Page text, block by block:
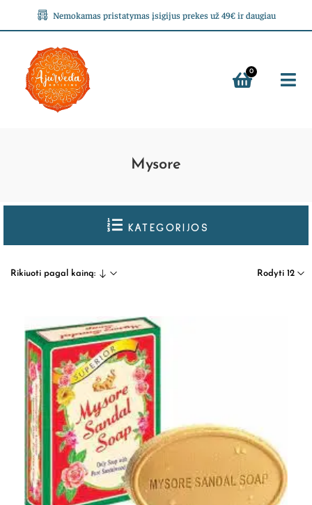
Nemokamas pristatymas įsigijus prekes už 49€ ir daugiau
0
Mysore
KATEGORIJOS
Rodyti 12
Rikiuoti pagal kainą: